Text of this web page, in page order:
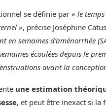
se définie par « le
», précise Joséphine
en semaines d’aménorrhée
écoulées depuis le
avant la
une estimation
, et peut être inexact si la